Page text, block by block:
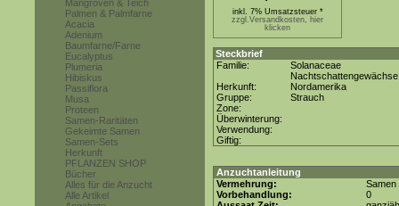
Mangroven & Teich
Palmen & Palmfarne
Acacia
Adenium
Baumfarne/Farne
Eucalyptus
Plumeria
Hibiskus
Passiflora
Musa
Proteen
Samen-Raritäten
Gekeimte Samen
Samen-Sets
Herkunft
PFLANZEN SHOP
Bücher
Alles für die Anzucht
Alle Artikel
inkl. 7% Umsatzsteuer *
zzgl.Versandkosten, hier
klicken
Steckbrief
Familie:
Solanaceae
Nachtschattengewächse
Herkunft:
Nordamerika
Gruppe:
Strauch
Zone:
Überwinterung:
Verwendung:
Giftig:
Anzuchtanleitung
Vermehrung:
Samen
Vorbehandlung:
0